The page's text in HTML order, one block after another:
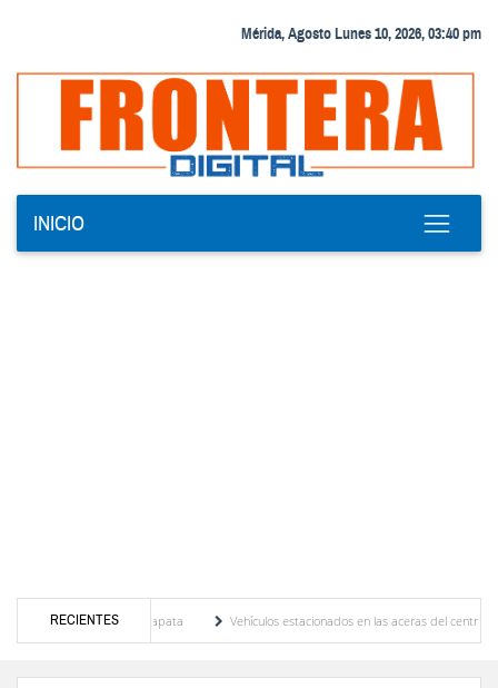
Mérida, Agosto Lunes 10, 2026, 03:40 pm
INICIO
RECIENTES
Younes en Ayapata
Vehículos estacionados en las aceras del centro de